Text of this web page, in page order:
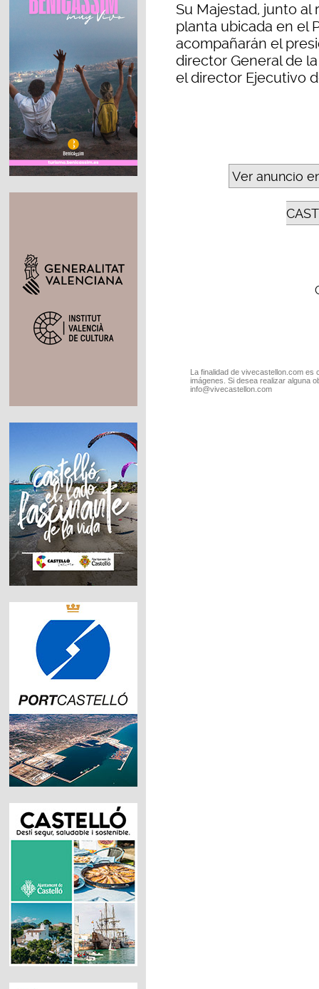
Su Majestad, junto al
planta ubicada en el
acompañarán el
director General de
el director Ejecutivo
Ver anuncio
La finalidad de vivecastellon.com
imágenes. Si desea realizar alguna
info@vivecastellon.com